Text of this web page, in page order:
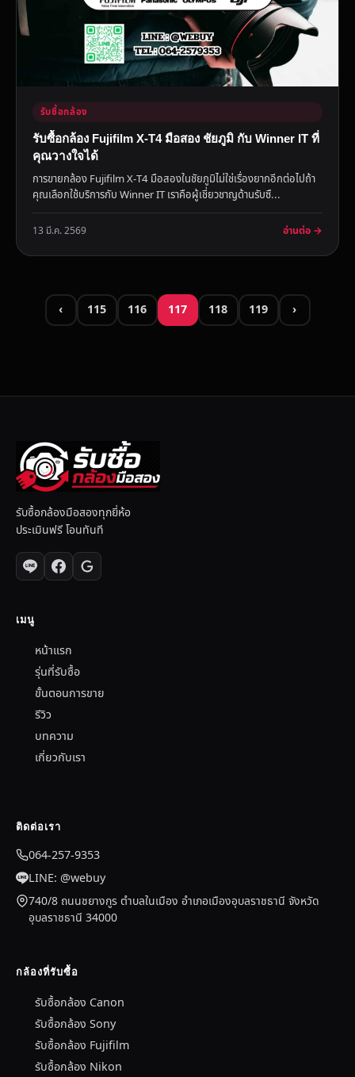
รับซื้อกล้อง
รับซื้อกล้อง Fujifilm X-T4 มือสอง ชัยภูมิ กับ Winner IT ที่
คุณวางใจได้
การขายกล้อง Fujifilm X-T4 มือสองในชัยภูมิไม่ใช่เรื่องยากอีกต่อไปถ้า
คุณเลือกใช้บริการกับ Winner IT เราคือผู้เชี่ยวชาญด้านรับซื...
13 มี.ค. 2569 อ่านต่อ →
‹ 115 116 117 118 119 ›
รับซื้อกล้องมือสองทุกยี่ห้อ
ประเมินฟรี โอนทันที
เมนู
หน้าแรก
รุ่นที่รับซื้อ
ขั้นตอนการขาย
รีวิว
บทความ
เกี่ยวกับเรา
ติดต่อเรา
064-257-9353
LINE: @webuy
740/8 ถนนชยางกูร ตำบลในเมือง อำเภอเมืองอุบลราชธานี จังหวัด
อุบลราชธานี 34000
กล้องที่รับซื้อ
รับซื้อกล้อง Canon
รับซื้อกล้อง Sony
รับซื้อกล้อง Fujifilm
รับซื้อกล้อง Nikon